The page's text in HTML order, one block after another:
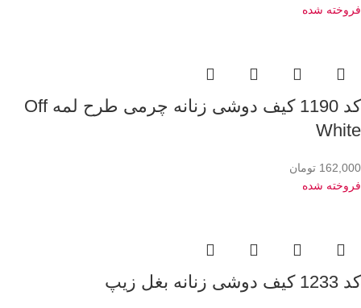
فروخته شده
کد 1190 کیف دوشی زنانه چرمی طرح لمه Off
White
162,000 تومان
فروخته شده
کد 1233 کیف دوشی زنانه بغل زیپ